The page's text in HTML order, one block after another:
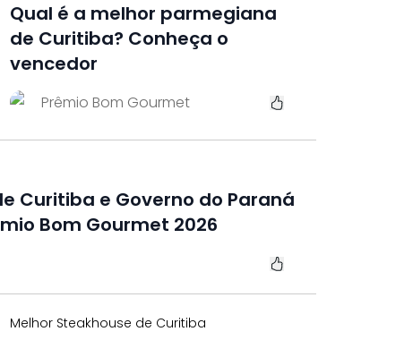
Qual é a melhor parmegiana
de Curitiba? Conheça o
vencedor
Prêmio Bom Gourmet
Curitiba e Governo do Paraná
Bom Gourmet 2026
Melhor Steakhouse de Curitiba